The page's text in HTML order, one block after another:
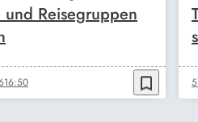
und Reisegruppen
16:50 bookmark_border